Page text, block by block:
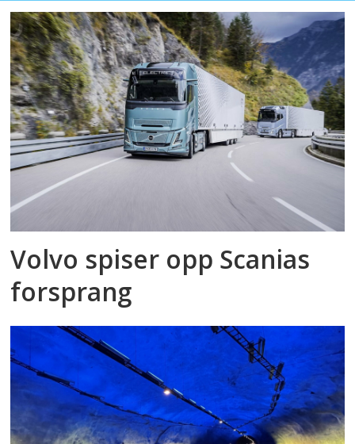
Volvo spiser opp Scanias
forsprang